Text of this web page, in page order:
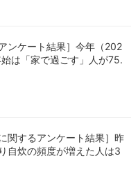
ンケート結果］今年（202
は「家で過ごす」人が75.
関するアンケート結果］昨
自炊の頻度が増えた人は3